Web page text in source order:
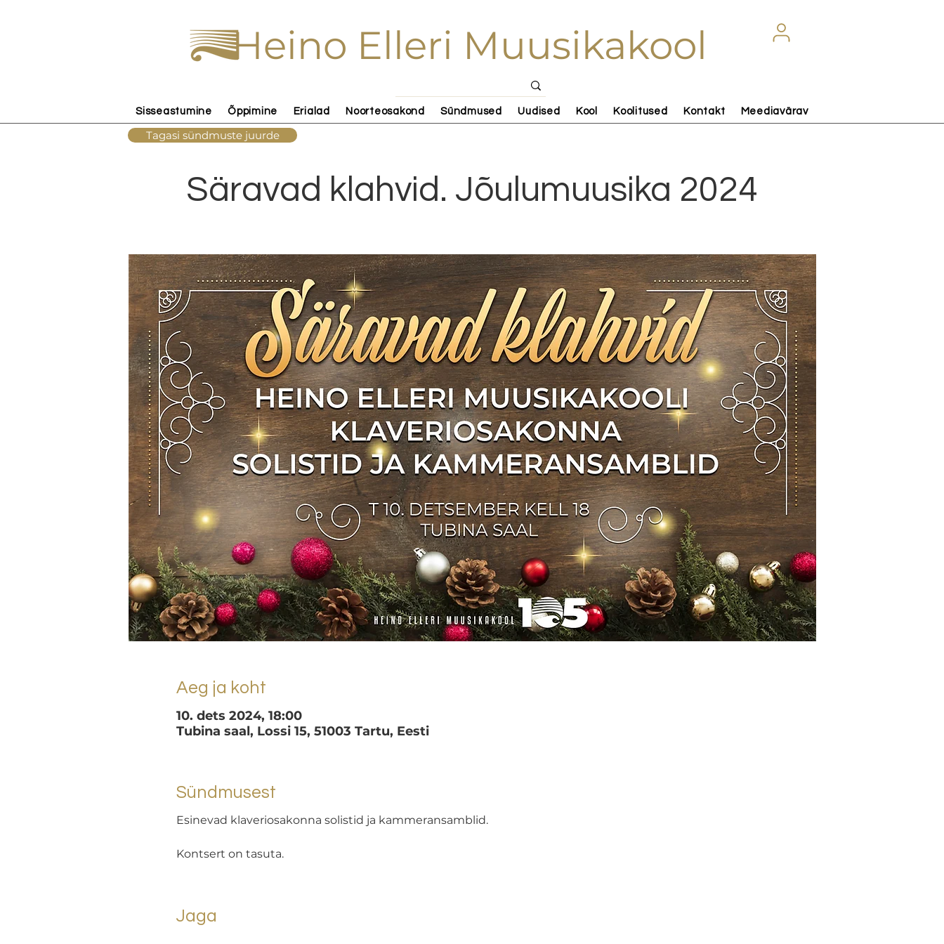
Heino Elleri Muusikakool
Sisseastumine Õppimine Erialad Noorteosakond Sündmused Uudised Kool Koolitused Kontakt Meediavärav
Säravad klahvid. Jõulumuusika 2024
Aeg ja koht
10. dets 2024, 18:00
Tubina saal, Lossi 15, 51003 Tartu, Eesti
Sündmusest
Esinevad klaveriosakonna solistid ja kammeransamblid.
Kontsert on tasuta.
Jaga
Tagasi sündmuste juurde